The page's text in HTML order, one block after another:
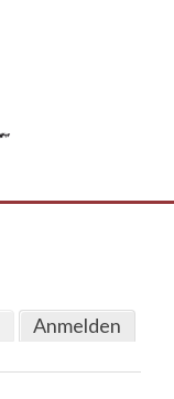
Anmelden